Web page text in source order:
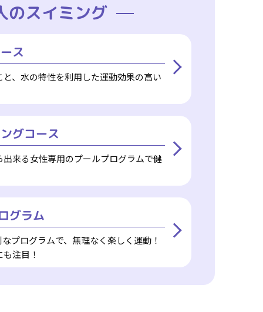
のスイミング
ス
、水の特性を利用した運動効果の高い
グコース
来る女性専用のプールプログラムで健
グラム
プログラムで、無理なく楽しく運動！
注目！